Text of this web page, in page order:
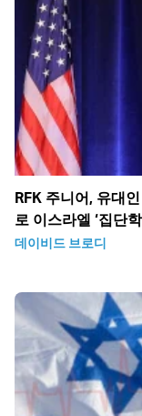
RFK 주니어, 유대
로 이스라엘 ‘집단
데이비드 브로디